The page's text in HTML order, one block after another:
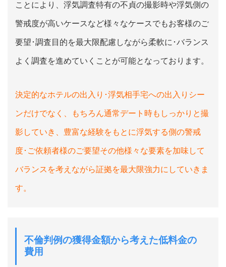
ことにより、浮気調査特有の不貞の撮影時や浮気側の
警戒度が高いケースなど様々なケースでもお客様のご
要望･調査目的を最大限配慮しながら柔軟に･バランス
よく調査を進めていくことが可能となっております。
決定的なホテルの出入り･浮気相手宅への出入りシー
ンだけでなく、もちろん通常デート時もしっかりと撮
影していき、豊富な経験をもとに浮気する側の警戒
度･ご依頼者様のご要望その他様々な要素を加味して
バランスを考えながら証拠を最大限強力にしていきま
す。
不倫判例の獲得金額から考えた低料金の
費用